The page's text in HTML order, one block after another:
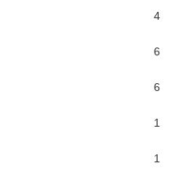
4
6
6
1
1